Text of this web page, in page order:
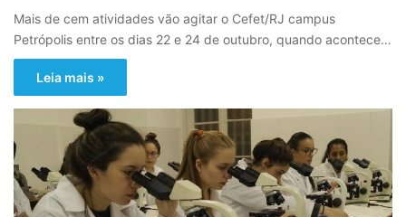
Mais de cem atividades vão agitar o Cefet/RJ campus
Petrópolis entre os dias 22 e 24 de outubro, quando acontece…
Leia mais »